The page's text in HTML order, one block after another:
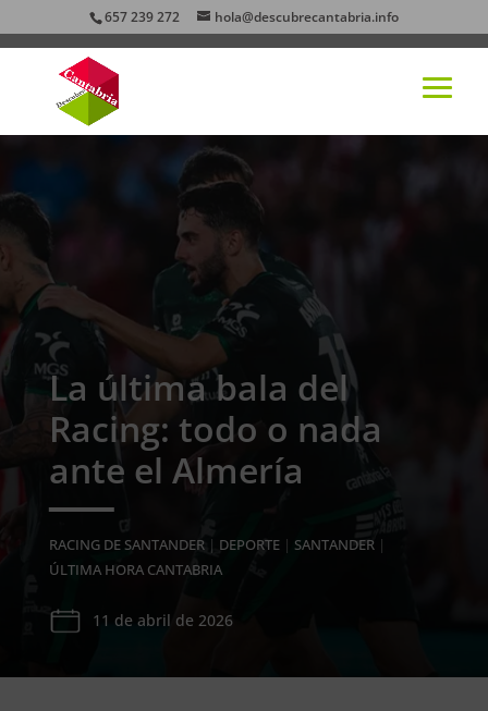
657 239 272 hola@descubrecantabria.info
La última bala del
Racing: todo o nada
ante el Almería
RACING DE SANTANDER| DEPORTE| SANTANDER|
ÚLTIMA HORA CANTABRIA
11 de abril de 2026